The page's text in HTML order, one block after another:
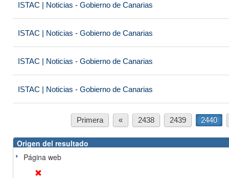
ISTAC | Noticias - Gobierno de Canarias
ISTAC | Noticias - Gobierno de Canarias
ISTAC | Noticias - Gobierno de Canarias
ISTAC | Noticias - Gobierno de Canarias
Primera « 2438 2439 2440
Origen del resultado
Página web